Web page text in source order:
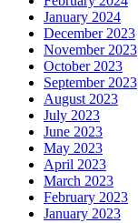
January 2024
December 2023
November 2023
October 2023
September 2023
August 2023
July 2023
June 2023
May 2023
April 2023
March 2023
February 2023
January 2023